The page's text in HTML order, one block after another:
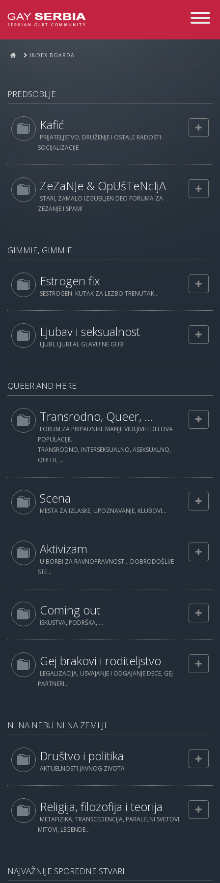
Toggle
INDEX BOARDA
PREDSOBLJE
Kafić
PRIJATELJSTVO, DRUŽENJE I OSTALE RADOSTI
SOCIJALIZACIJE
ZeZaNJe & OpUšTeNcIjA
STARI, ZAMALO IZGUBLJEN DEO FORUMA ZA
ZEZANJE I SPAM!
GIMMIE, GIMMIE
Estrogen fix
SESTROGEN. KUTAK ZA LEZBO TRENUTAK...
Ljubav i seksualnost
LJUBI, LJUBI AL GLAVU NE GUBI
QUEER AND HERE
Transrodno, Queer, ...
FORUM ZA PRIPADNIKE MANJE VIDLJIVIH DELOVA
POPULACIJE.
TRANSRODNO, INTERSEKSUALNO, ASEKSUALNO,
QUEER, ...
Scena
MESTA ZA IZLASKE, UPOZNAVANJE, KLUBOVI...
Aktivizam
U BORBI ZA RAVNOPRAVNOST... DOBRODOŠLI/E
STE...
Coming out
ISKUSTVA, PODRŠKA, ...
Gej brakovi i roditeljstvo
LEGALIZACIJA, USVAJANJE I ODGAJANJE DECE, GEJ
PARTNERI...
NI NA NEBU NI NA ZEMLJI
Društvo i politika
AKTUELNOSTI JAVNOG ZIVOTA
Religija, filozofija i teorija
METAFIZIKA, TRANSCEDENCIJA, PARALELNI SVETOVI,
MITOVI, LEGENDE...
NAJVAŽNIJE SPOREDNE STVARI